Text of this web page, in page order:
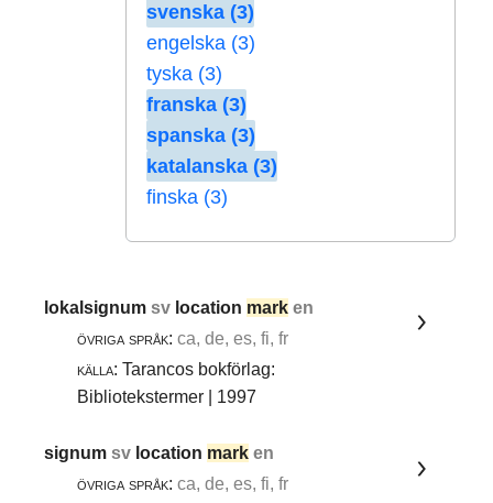
svenska (3)
engelska (3)
tyska (3)
franska (3)
spanska (3)
katalanska (3)
finska (3)
lokalsignumsv location mark en
övriga språk: ca, de, es, fi, fr
källa: Tarancos bokförlag:
Bibliotekstermer | 1997
signumsv location mark en
övriga språk: ca, de, es, fi, fr